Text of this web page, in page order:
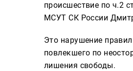
происшествие по ч.2
МСУТ СК России
Это нарушение
повлекшего по
лишения свободы.